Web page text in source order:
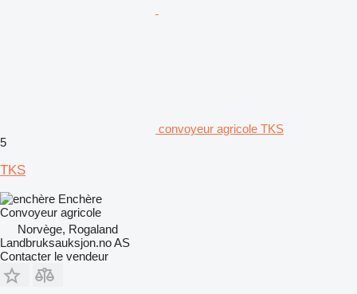
convoyeur agricole TKS
5
TKS
Enchère
Convoyeur agricole
Norvège, Rogaland
Landbruksauksjon.no AS
Contacter le vendeur